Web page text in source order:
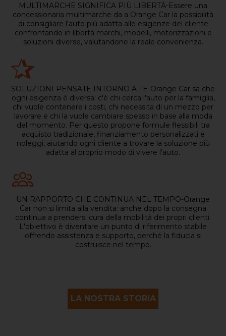
MULTIMARCHE SIGNIFICA PIÙ LIBERTÀ-Essere una
concessionaria multimarche da a Orange Car la possibilità
di consigliare l'auto più adatta alle esigenze del cliente
confrontando in libertà marchi, modelli, motorizzazioni e
soluzioni diverse, valutandone la reale convenienza.
SOLUZIONI PENSATE INTORNO A TE-Orange Car sa che
ogni esigenza è diversa: c'è chi cerca l'auto per la famiglia,
chi vuole contenere i costi, chi necessita di un mezzo per
lavorare e chi la vuole cambiare spesso in base alla moda
del momento. Per questo propone formule flessibili tra
acquisto tradizionale, finanziamento personalizzati e
noleggi, aiutando ogni cliente a trovare la soluzione più
adatta al proprio modo di vivere l'auto.
UN RAPPORTO CHE CONTINUA NEL TEMPO-Orange
Car non si limita alla vendita: anche dopo la consegna
continua a prendersi cura della mobilità dei propri clienti.
L'obiettivo è diventare un punto di riferimento stabile
offrendo assistenza e supporto, perché la fiducia si
costruisce nel tempo.
LA NOSTRA STORIA